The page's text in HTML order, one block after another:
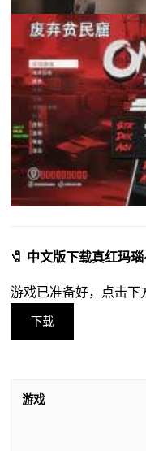
🧷 中文版下载真红玛
游戏已准备好，点击下
下载
游戏